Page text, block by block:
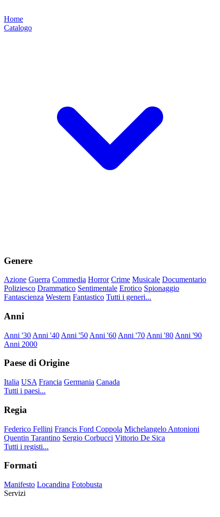
Home
Catalogo
Genere
Azione Guerra Commedia Horror Crime Musicale Documentario
Poliziesco Drammatico Sentimentale Erotico Spionaggio
Fantascienza Western Fantastico Tutti i generi...
Anni
Anni '30 Anni '40 Anni '50 Anni '60 Anni '70 Anni '80 Anni '90
Anni 2000
Paese di Origine
Italia USA Francia Germania Canada
Tutti i paesi...
Regia
Federico Fellini Francis Ford Coppola Michelangelo Antonioni
Quentin Tarantino Sergio Corbucci Vittorio De Sica
Tutti i registi...
Formati
Manifesto Locandina Fotobusta
Servizi